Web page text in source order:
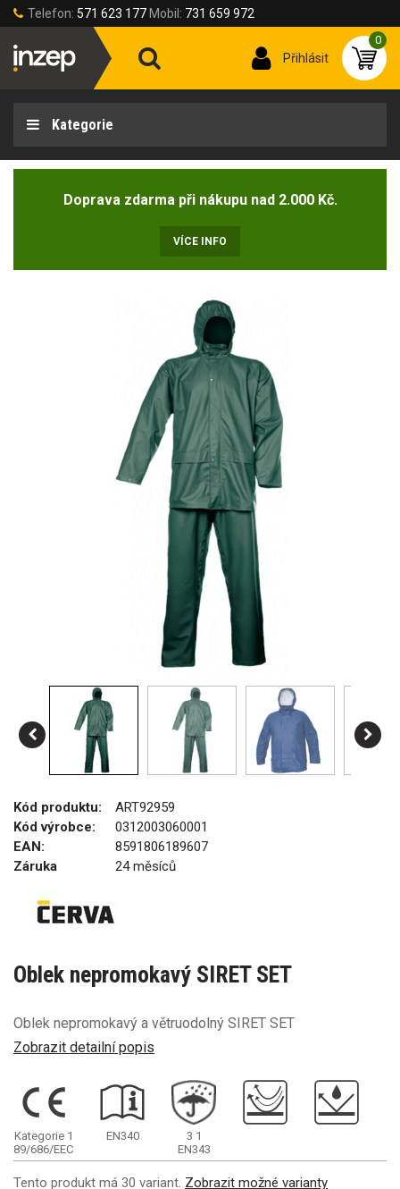
Telefon: 571 623 177 Mobil: 731 659 972
Přihlásit
0
Kategorie
Doprava zdarma při nákupu nad 2.000 Kč.
VÍCE INFO
Kód produktu:
ART92959
Kód výrobce:
0312003060001
EAN:
8591806189607
Záruka
24 měsíců
Oblek nepromokavý SIRET SET
Oblek nepromokavý a větruodolný SIRET SET
Zobrazit detailní popis
Kategorie 1
89/686/EEC
EN340 3 1
EN343
Tento produkt má 30 variant. Zobrazit možné varianty